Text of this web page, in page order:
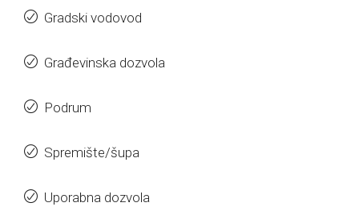
Gradski vodovod
Građevinska dozvola
Podrum
Spremište/šupa
Uporabna dozvola